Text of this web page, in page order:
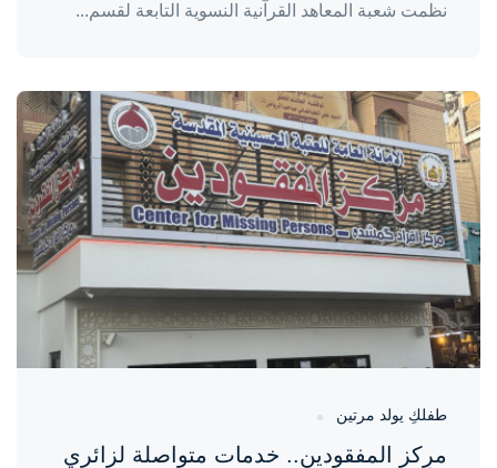
نظمت شعبة المعاهد القرآنية النسوية التابعة لقسم...
واحة المرأة
منذ 3 أيام
طفلكِ يولد مرتين
مركز المفقودين.. خدمات متواصلة لزائري